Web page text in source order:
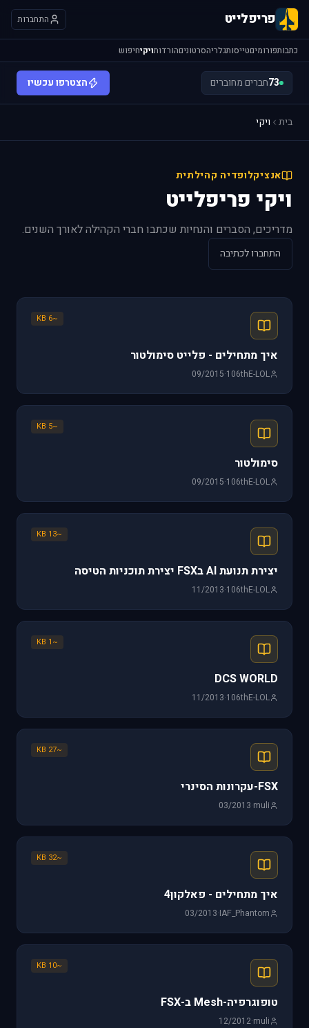
פריפלייט התחברות
כתבותפורומיםטייסותגלריהסרטוניםהורדותויקיחיפוש
73חברים מחוברים הצטרפו עכשיו
בית ויקי
אנציקלופדיה קהילתית
ויקי פריפלייט
מדריכים, הסברים והנחיות שכתבו חברי הקהילה לאורך השנים.
התחברו לכתיבה
~6 KB
איך מתחילים - פלייט סימולטור
106thE-LOL
·
09/2015
~5 KB
סימולטור
106thE-LOL
·
09/2015
~13 KB
יצירת תנועת AI בFSX יצירת תוכניות הטיסה
106thE-LOL
·
11/2013
~1 KB
DCS WORLD
106thE-LOL
·
11/2013
~27 KB
FSX-עקרונות הסינרי
muli
·
03/2013
~32 KB
איך מתחילים - פאלקון4
IAF_Phantom
·
03/2013
~10 KB
טופוגרפיה-Mesh ב-FSX
muli
·
12/2012